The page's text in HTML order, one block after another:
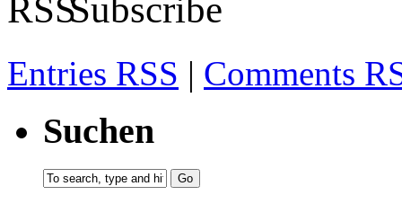
Subscribe
Entries RSS | Comments
Suchen